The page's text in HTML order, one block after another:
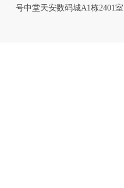
号中堂天安数码城A1栋2401室